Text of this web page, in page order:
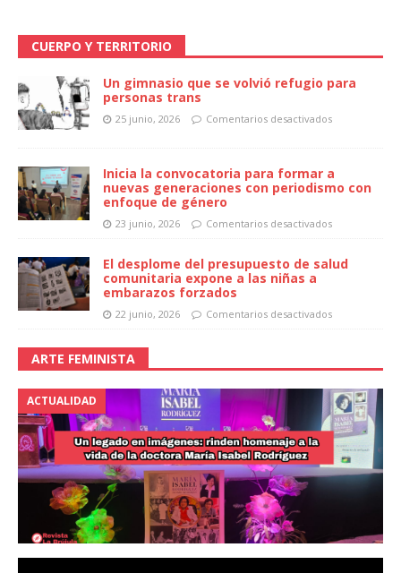
CUERPO Y TERRITORIO
Un gimnasio que se volvió refugio para
personas trans
25 junio, 2026 Comentarios desactivados
Inicia la convocatoria para formar a
nuevas generaciones con periodismo con
enfoque de género
23 junio, 2026 Comentarios desactivados
El desplome del presupuesto de salud
comunitaria expone a las niñas a
embarazos forzados
22 junio, 2026 Comentarios desactivados
ARTE FEMINISTA
ACTUALIDAD